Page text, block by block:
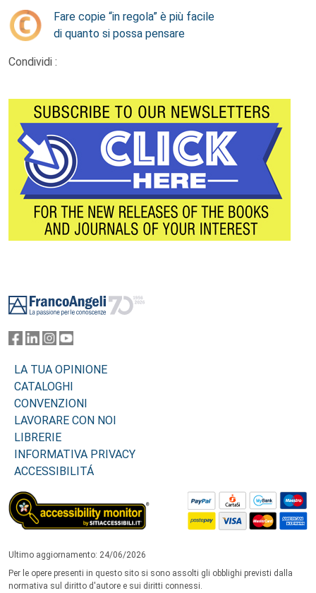
Fare copie “in regola” è più facile
di quanto si possa pensare
Condividi :
LA TUA OPINIONE
CATALOGHI
CONVENZIONI
LAVORARE CON NOI
LIBRERIE
INFORMATIVA PRIVACY
ACCESSIBILITÁ
Ultimo aggiornamento: 24/06/2026
Per le opere presenti in questo sito si sono assolti gli obblighi previsti dalla
normativa sul diritto d'autore e sui diritti connessi.